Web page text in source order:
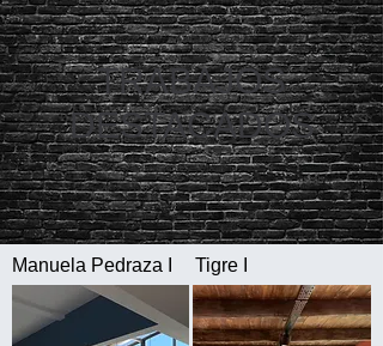
TRABAJOS
DESTACADOS
Manuela Pedraza I Tigre I